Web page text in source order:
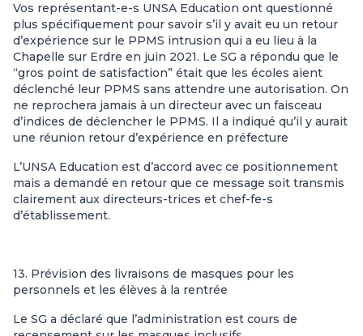
Vos représentant-e-s UNSA Education ont questionné
plus spécifiquement pour savoir s’il y avait eu un retour
d’expérience sur le PPMS intrusion qui a eu lieu à la
Chapelle sur Erdre en juin 2021. Le SG a répondu que le
“gros point de satisfaction” était que les écoles aient
déclenché leur PPMS sans attendre une autorisation. On
ne reprochera jamais à un directeur avec un faisceau
d’indices de déclencher le PPMS. Il a indiqué qu’il y aurait
une réunion retour d’expérience en préfecture
L’UNSA Education est d’accord avec ce positionnement
mais a demandé en retour que ce message soit transmis
clairement aux directeurs-trices et chef-fe-s
d’établissement.
13. Prévision des livraisons de masques pour les
personnels et les élèves à la rentrée
Le SG a déclaré que l’administration est cours de